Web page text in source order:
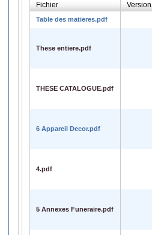
Fichier Version
Table des matieres.pdf
These entiere.pdf
THESE CATALOGUE.pdf
6 Appareil Decor.pdf
4.pdf
5 Annexes Funeraire.pdf